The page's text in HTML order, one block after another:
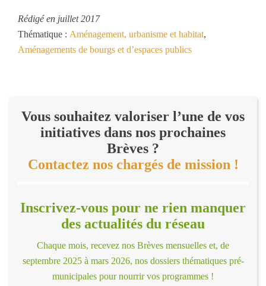
Rédigé en juillet 2017
Thématique : Aménagement, urbanisme et habitat,
Aménagements de bourgs et d’espaces publics
Vous souhaitez valoriser l’une de vos
initiatives dans nos prochaines
Brèves ?
Contactez nos chargés de mission !
Inscrivez-vous pour ne rien manquer
des actualités du réseau
Chaque mois, recevez nos Brèves mensuelles et, de
septembre 2025 à mars 2026, nos dossiers thématiques pré-
municipales pour nourrir vos programmes !